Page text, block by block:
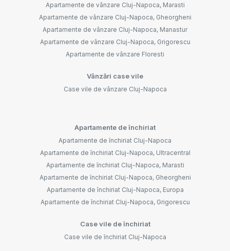
Apartamente de vânzare Cluj-Napoca, Marasti
Apartamente de vânzare Cluj-Napoca, Gheorgheni
Apartamente de vânzare Cluj-Napoca, Manastur
Apartamente de vânzare Cluj-Napoca, Grigorescu
Apartamente de vânzare Floresti
Vânzări case vile
Case vile de vânzare Cluj-Napoca
Apartamente de închiriat
Apartamente de închiriat Cluj-Napoca
Apartamente de închiriat Cluj-Napoca, Ultracentral
Apartamente de închiriat Cluj-Napoca, Marasti
Apartamente de închiriat Cluj-Napoca, Gheorgheni
Apartamente de închiriat Cluj-Napoca, Europa
Apartamente de închiriat Cluj-Napoca, Grigorescu
Case vile de închiriat
Case vile de închiriat Cluj-Napoca